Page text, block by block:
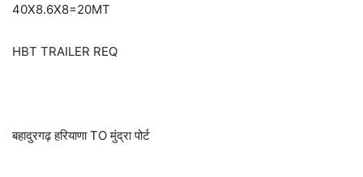
40X8.6X8=20MT
HBT TRAILER REQ
बहादुरगढ़ हरियाणा TO मुंद्रा पोर्ट